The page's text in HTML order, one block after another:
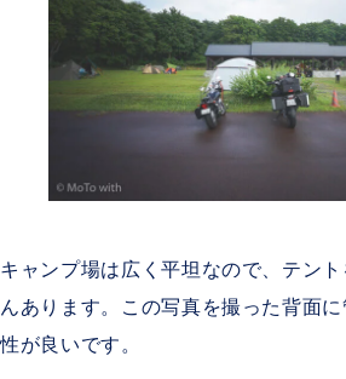
キャンプ場は広く平坦なので、テン
んあります。この写真を撮った背面
性が良いです。